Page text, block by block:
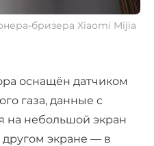
бризера Xiaomi Mijia
оснащён датчиком
газа, данные с
на небольшой экран
экране — в